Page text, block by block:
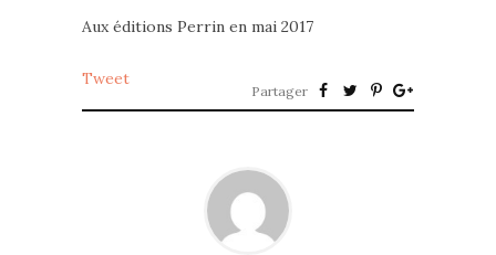
Aux éditions Perrin en mai 2017
Tweet
Partager